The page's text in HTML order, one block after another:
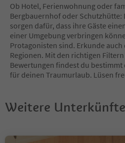
Ob Hotel, Ferienwohnung oder
Bergbauernhof oder Schutzhütte:
sorgen dafür, dass ihre Gäste
einer Umgebung verbringen
Protagonisten sind. Erkunde
Regionen. Mit den richtigen
Bewertungen findest du
für deinen Traumurlaub. Lüsen
Weitere Unterkünfte